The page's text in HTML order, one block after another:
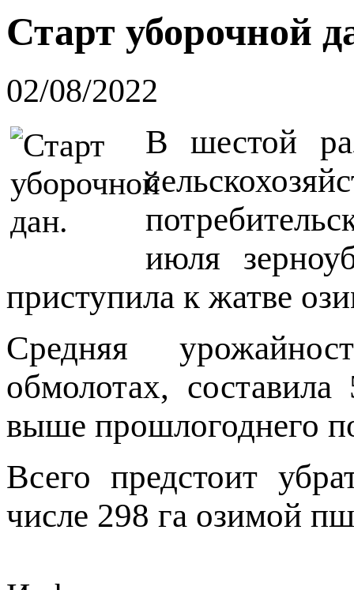
Старт уборочной
02/08/2022
В шестой
июля
приступила к жатве
Средняя
обмолотах,
выше прошлогоднего
Всего предстоит
числе 298 га озимой